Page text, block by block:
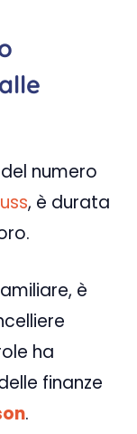
numero
, è durata
è
ha
finanze
.